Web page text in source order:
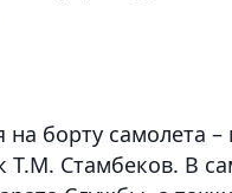
борту самолета
Т.М. Стамбеков. В